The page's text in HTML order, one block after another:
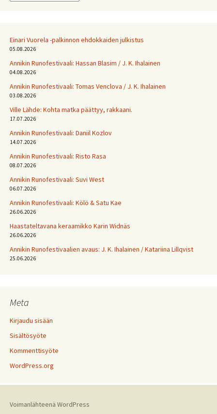
Einari Vuorela -palkinnon ehdokkaiden julkistus
05.08.2026
Annikin Runofestivaali: Has­san Bla­sim / J. K. Ihalainen
04.08.2026
Annikin Runofestivaali: Tomas Venclova / J. K. Ihalainen
03.08.2026
Ville Lähde: Kohta matka päättyy, rakkaani.
17.07.2026
Annikin Runofestivaali: Daniil Kozlov
14.07.2026
Annikin Runofestivaali: Risto Rasa
08.07.2026
Annikin Runofestivaali: Suvi West
06.07.2026
Annikin Runofestivaali: Kölö & Satu Kae
26.06.2026
Haastateltavana keraamikko Karin Widnäs
26.06.2026
Annikin Runofestivaalien avaus: J. K. Ihalainen / Katariina Lillqvist
25.06.2026
Meta
Kirjaudu sisään
Sisältösyöte
Kommenttisyöte
WordPress.org
Voimanlähteenä WordPress